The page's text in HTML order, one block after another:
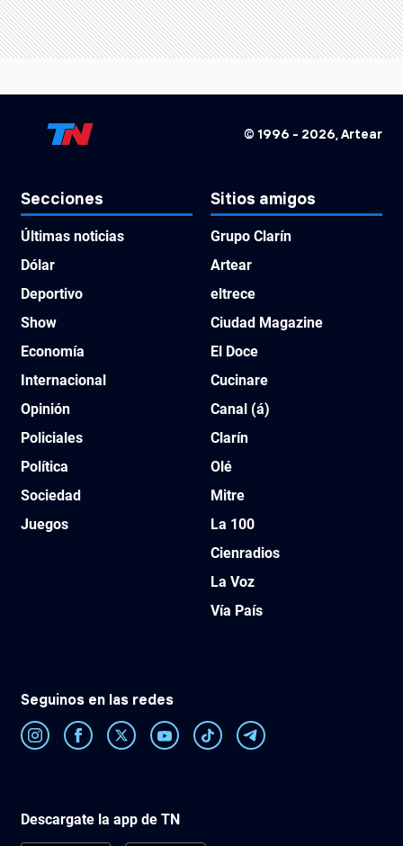
© 1996 - 2026, Artear
Secciones
Últimas noticias
Dólar
Deportivo
Show
Economía
Internacional
Opinión
Policiales
Política
Sociedad
Juegos
Sitios amigos
Grupo Clarín
Artear
eltrece
Ciudad Magazine
El Doce
Cucinare
Canal (á)
Clarín
Olé
Mitre
La 100
Cienradios
La Voz
Vía País
Descargate la app de TN
Seguinos en las redes